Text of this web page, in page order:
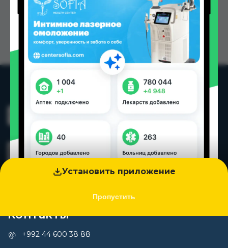
Установить приложение
Пропустить
Контакты
+992 44 600 38 88